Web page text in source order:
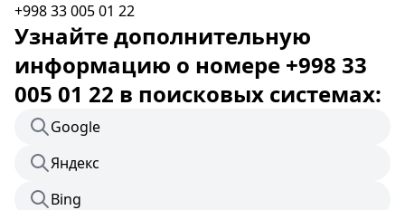
+998 33 005 01 22
Узнайте дополнительную
информацию о номере +998 33
005 01 22 в поисковых системах:
Google
Яндекс
Bing